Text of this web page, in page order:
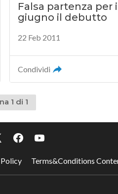
Falsa partenza per
giugno il debutto
22 Feb 2011
Condividi
1 di 1
Terms&Conditions